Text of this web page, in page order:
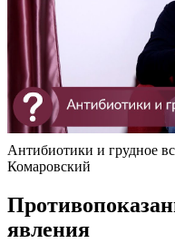
Антибиотики и грудное
Комаровский
явления